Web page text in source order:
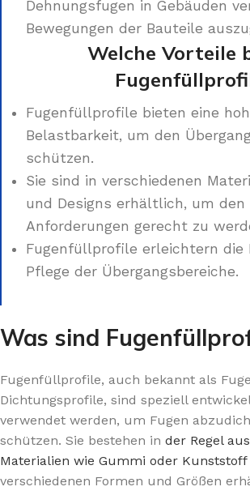
Dehnungsfugen in Gebäuden
Bewegungen der Bauteile
Welche Vorteile
Fugenfüllprofile bieten eine
Belastbarkeit, um den
schützen.
Sie sind in verschiedenen
und Designs erhältlich, um
Anforderungen gerecht zu
Fugenfüllprofile erleichtern die
Pflege der Übergangsbereiche.
Was sind
Fugenfüllprofile, auch bekannt als
Dichtungsprofile, sind speziell
verwendet werden, um Fugen
schützen. Sie bestehen in der Regel
Materialien wie Gummi oder Kunststoff
verschiedenen Formen und Größen